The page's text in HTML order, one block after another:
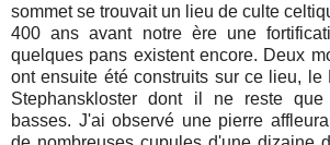
sommet se trouvait un lieu de culte
400 ans avant notre ère une
quelques pans existent encore. Deux
ont ensuite été construits sur ce lieu, le
Stephanskloster dont il ne reste
basses. J'ai observé une pierre